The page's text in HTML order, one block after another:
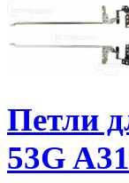
Петли
53G